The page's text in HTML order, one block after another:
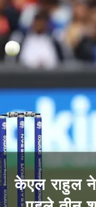
केएल राहुल